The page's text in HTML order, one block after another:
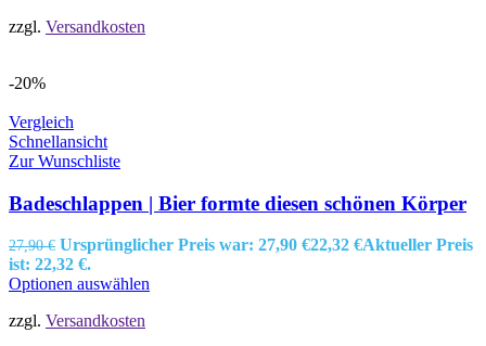
zzgl. Versandkosten
-20%
Vergleich
Schnellansicht
Zur Wunschliste
Badeschlappen | Bier formte diesen schönen Körper
27,90€ Ursprünglicher Preis war: 27,90 €22,32 €Aktueller Preis
ist: 22,32 €.
Optionen auswählen
zzgl. Versandkosten